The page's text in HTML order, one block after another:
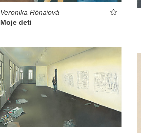
Veronika Rónaiová
Moje deti